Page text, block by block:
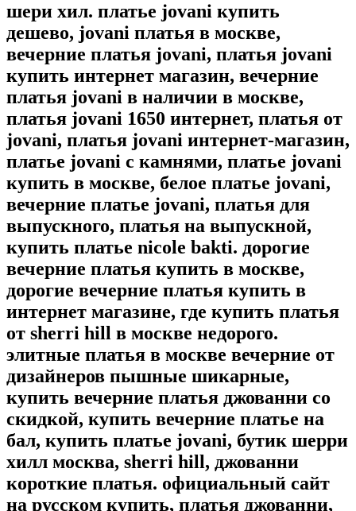
шери хил. платье jovani купить
дешево, jovani платья в москве,
вечерние платья jovani, платья jovani
купить интернет магазин, вечерние
платья jovani в наличии в москве,
платья jovani 1650 интернет, платья от
jovani, платья jovani интернет-магазин,
платье jovani с камнями, платье jovani
купить в москве, белое платье jovani,
вечерние платье jovani, платья для
выпускного, платья на выпускной,
купить платье nicole bakti. дорогие
вечерние платья купить в москве,
дорогие вечерние платья купить в
интернет магазине, где купить платья
от sherri hill в москве недорого.
элитные платья в москве вечерние от
дизайнеров пышные шикарные,
купить вечерние платья джованни со
скидкой, купить вечерние платье на
бал, купить платье jovani, бутик шерри
хилл москва, sherri hill, джованни
короткие платья. официальный сайт
на русском купить, платья джованни,